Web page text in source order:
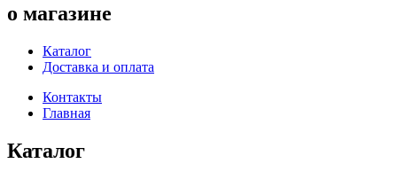
о магазине
Каталог
Доставка и оплата
Контакты
Главная
Каталог